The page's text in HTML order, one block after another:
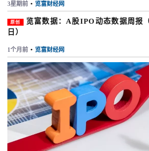
3星期前 • 览富财经网
原创
览富数据：A股IPO动态数据周报
日）
1个月前 • 览富财经网